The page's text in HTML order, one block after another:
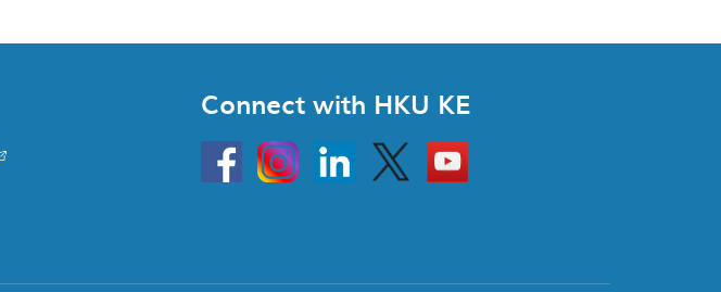
Connect with HKU KE
HKU
InstagramLinkedin Twitter
Go
to
HKU